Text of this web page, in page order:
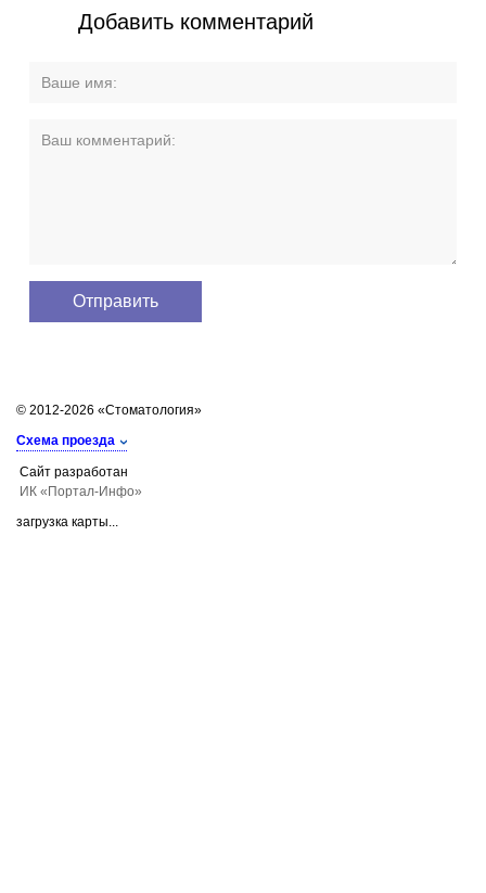
Добавить комментарий
© 2012-2026 «Стоматология»
Схема проезда
Сайт разработан
ИК «Портал-Инфо»
загрузка карты...